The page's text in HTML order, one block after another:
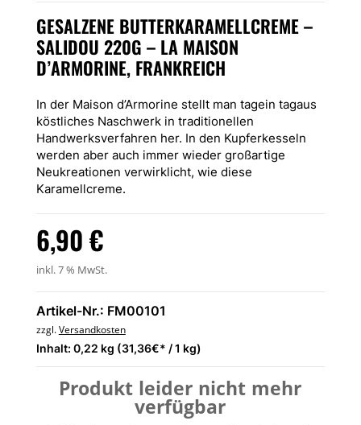
GESALZENE BUTTERKARAMELLCREME –
SALIDOU 220G – LA MAISON
D’ARMORINE, FRANKREICH
In der Maison d’Armorine stellt man tagein tagaus
köstliches Naschwerk in traditionellen
Handwerksverfahren her. In den Kupferkesseln
werden aber auch immer wieder großartige
Neukreationen verwirklicht, wie diese
Karamellcreme.
6,90€
inkl. 7 % MwSt.
Artikel-Nr.: FM00101
zzgl.Versandkosten
Inhalt: 0,22 kg (31,36€* / 1 kg)
Produkt leider nicht mehr
verfügbar